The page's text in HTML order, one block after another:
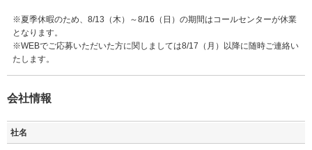
※夏季休暇のため、8/13（木）～8/16（日）の期間はコールセンターが休業
となります。
※WEBでご応募いただいた方に関しましては8/17（月）以降に随時ご連絡い
たします。
会社情報
社名